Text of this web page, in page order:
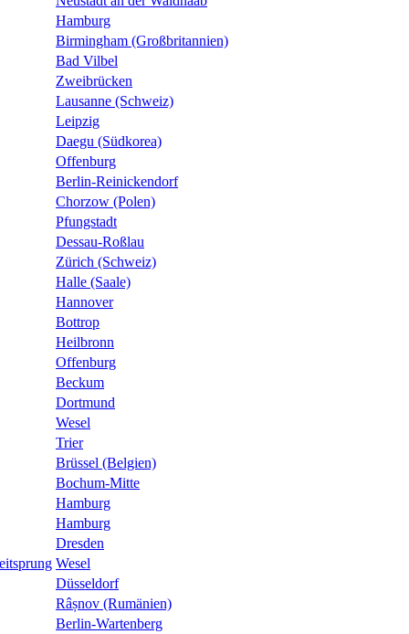
Hamburg
Birmingham (Großbritannien)
Bad Vilbel
Zweibrücken
Lausanne (Schweiz)
Leipzig
Daegu (Südkorea)
Offenburg
Berlin-Reinickendorf
Chorzow (Polen)
Pfungstadt
Dessau-Roßlau
Zürich (Schweiz)
Halle (Saale)
Hannover
Bottrop
Heilbronn
Offenburg
Beckum
Dortmund
Wesel
Trier
Brüssel (Belgien)
Bochum-Mitte
Hamburg
Hamburg
Dresden
Wesel
Düsseldorf
Râșnov (Rumänien)
Berlin-Wartenberg